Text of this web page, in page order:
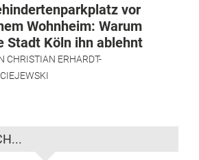
vor
Wohnheim: Warum
Stadt Köln ihn ablehnt
CHRISTIAN ERHARDT-